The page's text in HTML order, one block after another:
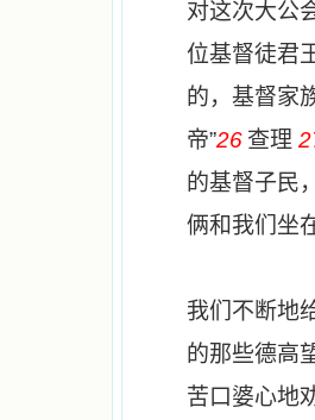
对这次大公
位基督徒君
的，基督家
帝”26 查理
的基督子民
俩和我们坐
我们不断地
的那些德高
苦口婆心地